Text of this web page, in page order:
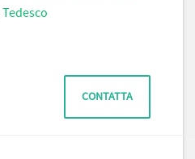
Tedesco
CONTATTA